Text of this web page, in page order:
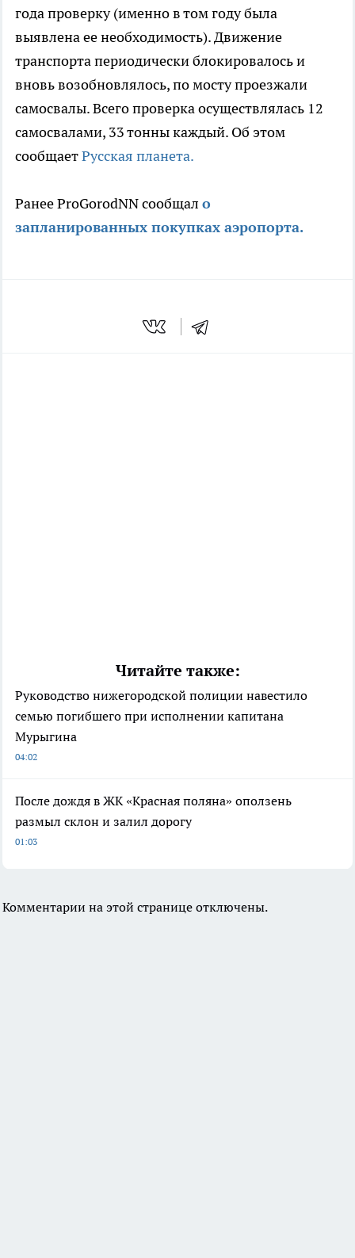
года проверку (именно в том году была
выявлена ее необходимость). Движение
транспорта периодически блокировалось и
вновь возобновлялось, по мосту проезжали
самосвалы. Всего проверка осуществлялась 12
самосвалами, 33 тонны каждый. Об этом
сообщаетРусская планета.
Ранее ProGorodNN сообщал о
запланированных покупках аэропорта.
Читайте также:
Руководство нижегородской полиции навестило
семью погибшего при исполнении капитана
Мурыгина
04:02
После дождя в ЖК «Красная поляна» оползень
размыл склон и залил дорогу
01:03
Комментарии на этой странице отключены.